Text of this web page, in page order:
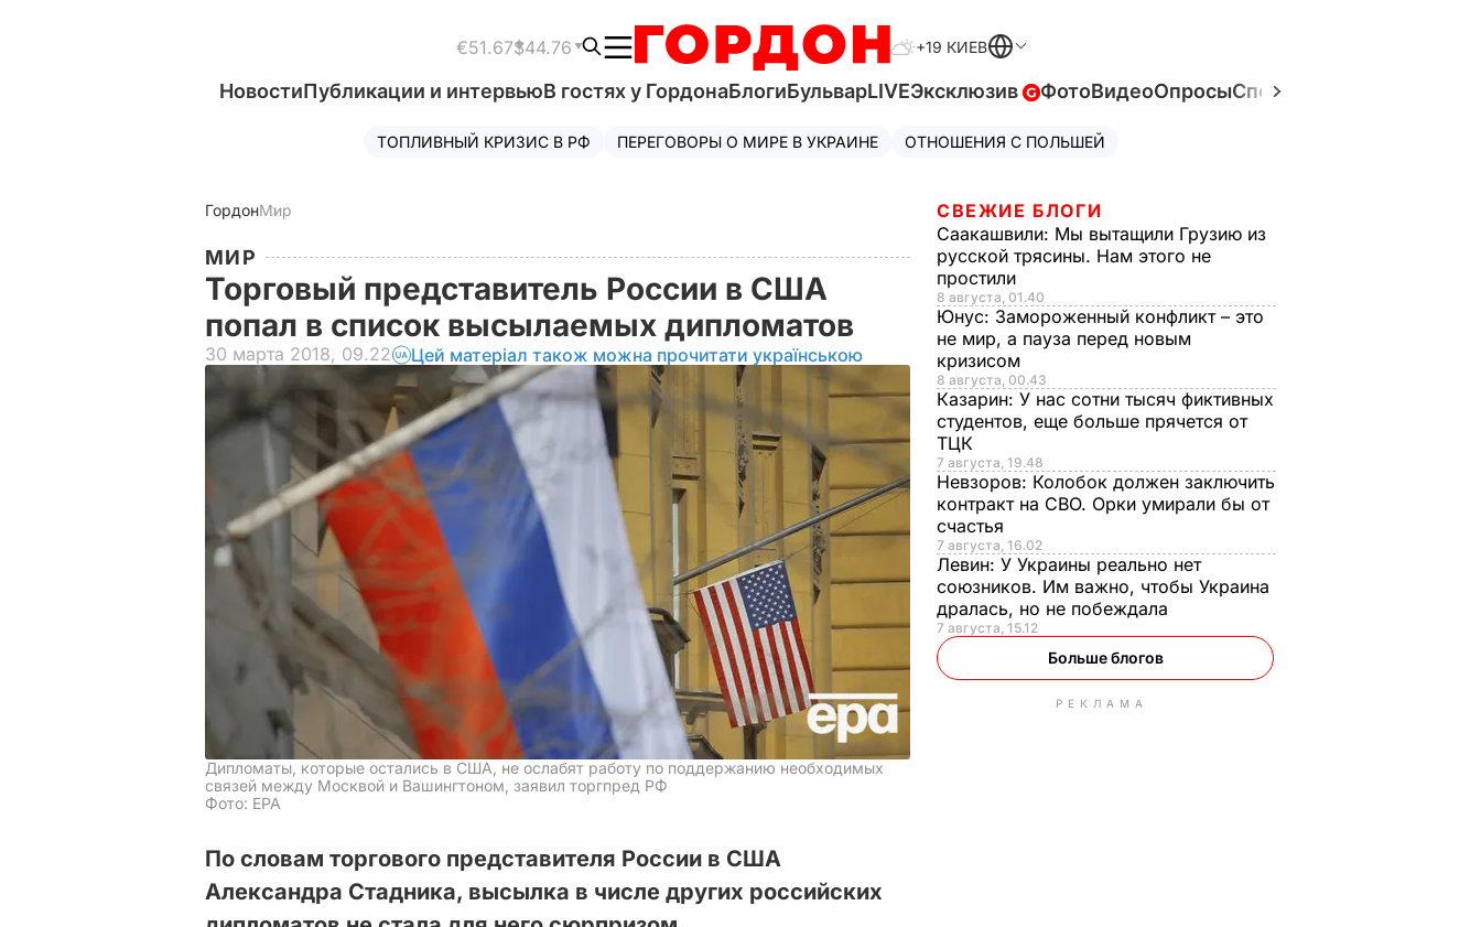
€51.67$44.76 +19 КИЕВ
НовостиПубликации и интервьюВ гостях у ГордонаБлогиБульварLIVEЭксклюзив ФотоВидеоОпросыСпецпроекты
ТОПЛИВНЫЙ КРИЗИС В РФ ПЕРЕГОВОРЫ О МИРЕ В УКРАИНЕ ОТНОШЕНИЯ С ПОЛЬШЕЙ
ГордонМир
МИР
Торговый представитель России в США
попал в список высылаемых дипломатов‍
30 марта 2018, 09.22 Цей матеріал також можна прочитати українською
Дипломаты, которые остались в США, не ослабят работу по поддержанию необходимых
связей между Москвой и Вашингтоном, заявил торгпред РФ
Фото: ЕРА
По словам торгового представителя России в США
Александра Стадника, высылка в числе других российских
СВЕЖИЕ БЛОГИ
Саакашвили: Мы вытащили Грузию из
русской трясины. Нам этого не
простили
8 августа, 01.40
Юнус: Замороженный конфликт – это
не мир, а пауза перед новым
кризисом
8 августа, 00.43
Казарин: У нас сотни тысяч фиктивных
студентов, еще больше прячется от
ТЦК
7 августа, 19.48
Невзоров: Колобок должен заключить
контракт на СВО. Орки умирали бы от
счастья
7 августа, 16.02
Левин: У Украины реально нет
союзников. Им важно, чтобы Украина
дралась, но не побеждала
7 августа, 15.12
Больше блогов
РЕКЛАМА